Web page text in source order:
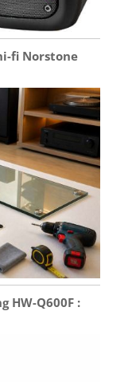
fi Norstone
HW-Q600F :